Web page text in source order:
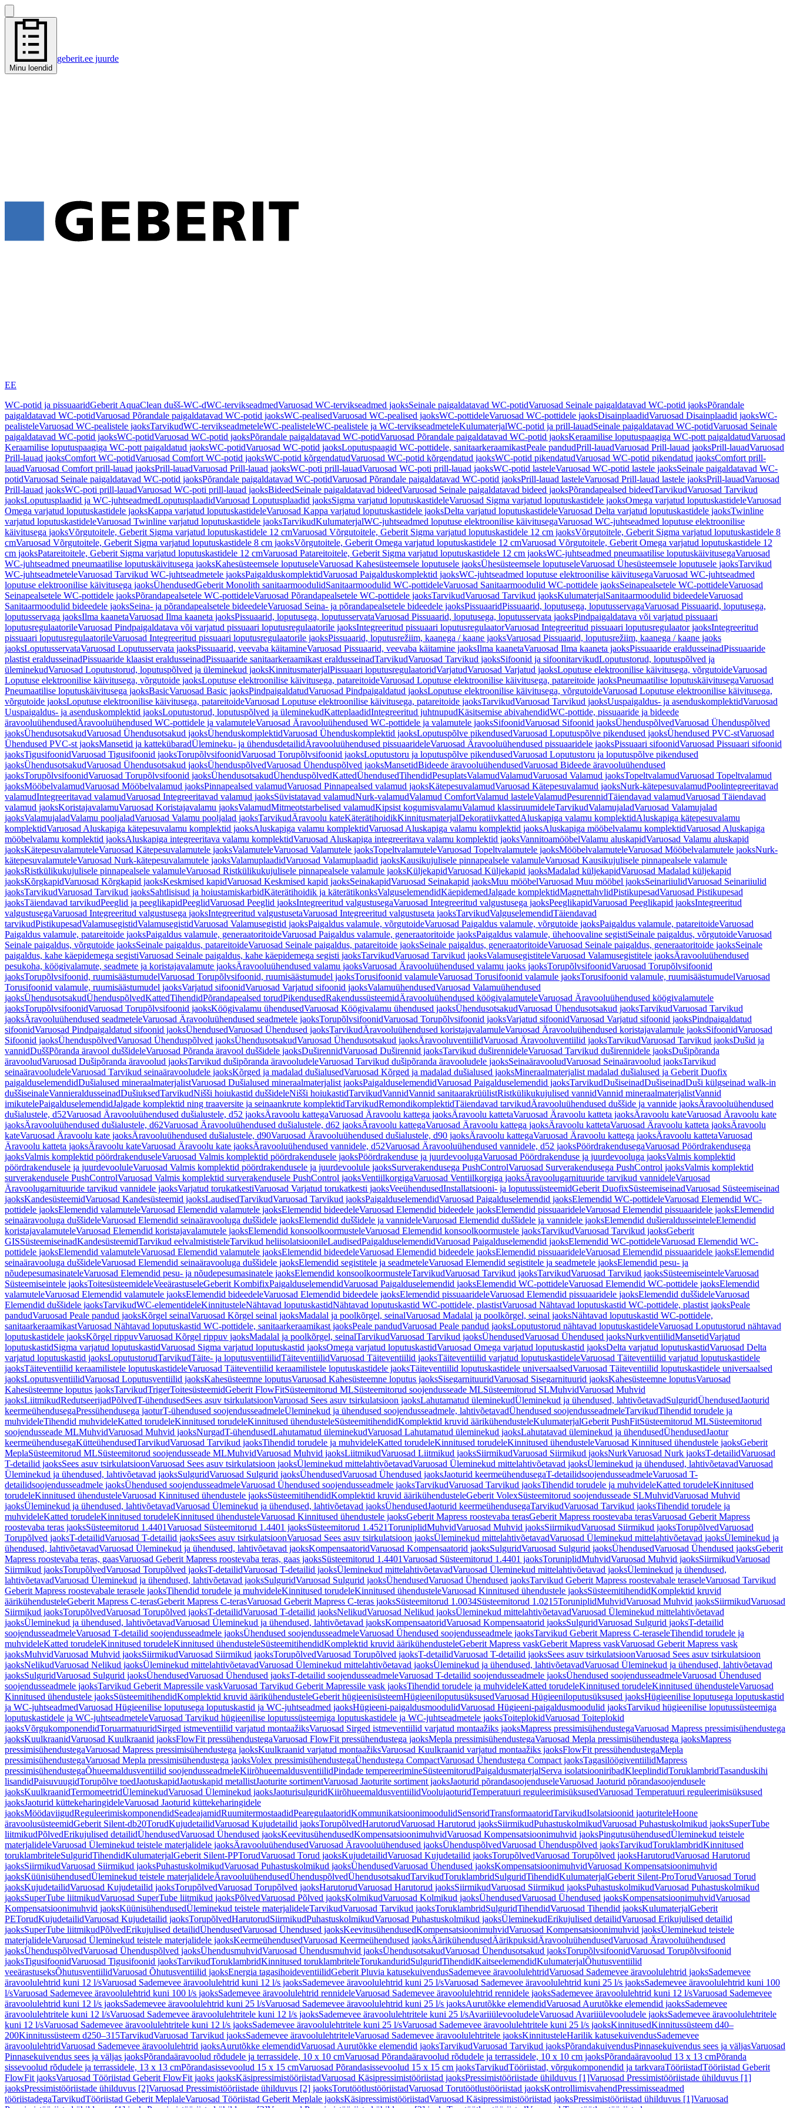
Minu loendid
geberit.ee juurde
EE
WC-potid ja pissuaaridGeberit AquaClean dušš-WC-dWC-tervikseadmedVaruosad WC-tervikseadmed jaoksSeinale paigaldatavad WC-potidVaruosad Seinale paigaldatavad WC-potid jaoksPõrandale
paigaldatavad WC-potidVaruosad Põrandale paigaldatavad WC-potid jaoksWC-pealisedVaruosad WC-pealised jaoksWC-pottideleVaruosad WC-pottidele jaoksDisainplaadidVaruosad Disainplaadid jaoksWC-
pealisteleVaruosad WC-pealistele jaoksTarvikudWC-tervikseadmeteleWC-pealisteleWC-pealistele ja WC-tervikseadmeteleKulumaterjalWC-potid ja prill-lauadSeinale paigaldatavad WC-potidVaruosad Seinale
paigaldatavad WC-potid jaoksWC-potidVaruosad WC-potid jaoksPõrandale paigaldatavad WC-potidVaruosad Põrandale paigaldatavad WC-potid jaoksKeraamilise loputuspaagiga WC-pott paigaldatudVaruosad
Keraamilise loputuspaagiga WC-pott paigaldatud jaoksWC-potidVaruosad WC-potid jaoksLoputuspaagid WC-pottidele, sanitaarkeraamikastPeale pandudPrill-lauadVaruosad Prill-lauad jaoksPrill-lauadVaruosad
Prill-lauad jaoksComfort WC-potidVaruosad Comfort WC-potid jaoksWC-potid kõrgendatudVaruosad WC-potid kõrgendatud jaoksWC-potid pikendatudVaruosad WC-potid pikendatud jaoksComfort prill-
lauadVaruosad Comfort prill-lauad jaoksPrill-lauadVaruosad Prill-lauad jaoksWC-poti prill-lauadVaruosad WC-poti prill-lauad jaoksWC-potid lasteleVaruosad WC-potid lastele jaoksSeinale paigaldatavad WC-
potidVaruosad Seinale paigaldatavad WC-potid jaoksPõrandale paigaldatavad WC-potidVaruosad Põrandale paigaldatavad WC-potid jaoksPrill-lauad lasteleVaruosad Prill-lauad lastele jaoksPrill-lauadVaruosad
Prill-lauad jaoksWC-poti prill-lauadVaruosad WC-poti prill-lauad jaoksBideedSeinale paigaldatavad bideedVaruosad Seinale paigaldatavad bideed jaoksPõrandapealsed bideedTarvikudVaruosad Tarvikud
jaoksLoputusplaadid ja WC-juhtseadmedLoputusplaadidVaruosad Loputusplaadid jaoksSigma varjatud loputuskastideleVaruosad Sigma varjatud loputuskastidele jaoksOmega varjatud loputuskastideleVaruosad
Omega varjatud loputuskastidele jaoksKappa varjatud loputuskastideleVaruosad Kappa varjatud loputuskastidele jaoksDelta varjatud loputuskastideleVaruosad Delta varjatud loputuskastidele jaoksTwinline
varjatud loputuskastideleVaruosad Twinline varjatud loputuskastidele jaoksTarvikudKulumaterjalWC-juhtseadmed loputuse elektroonilise käivitusegaVaruosad WC-juhtseadmed loputuse elektroonilise
käivitusega jaoksVõrgutoitele, Geberit Sigma varjatud loputuskastidele 12 cmVaruosad Võrgutoitele, Geberit Sigma varjatud loputuskastidele 12 cm jaoksVõrgutoitele, Geberit Sigma varjatud loputuskastidele 8
cmVaruosad Võrgutoitele, Geberit Sigma varjatud loputuskastidele 8 cm jaoksVõrgutoitele, Geberit Omega varjatud loputuskastidele 12 cmVaruosad Võrgutoitele, Geberit Omega varjatud loputuskastidele 12
cm jaoksPatareitoitele, Geberit Sigma varjatud loputuskastidele 12 cmVaruosad Patareitoitele, Geberit Sigma varjatud loputuskastidele 12 cm jaoksWC-juhtseadmed pneumaatilise loputuskäivitusegaVaruosad
WC-juhtseadmed pneumaatilise loputuskäivitusega jaoksKahesüsteemsele loputuseleVaruosad Kahesüsteemsele loputusele jaoksÜhesüsteemsele loputuseleVaruosad Ühesüsteemsele loputusele jaoksTarvikud
WC-juhtseadmeteleVaruosad Tarvikud WC-juhtseadmetele jaoksPaigalduskomplektidVaruosad Paigalduskomplektid jaoksWC-juhtseadmed loputuse elektroonilise käivitusegaVaruosad WC-juhtseadmed
loputuse elektroonilise käivitusega jaoksÜhendusedGeberit Monolith sanitaarmoodulidSanitaarmoodulid WC-pottideleVaruosad Sanitaarmoodulid WC-pottidele jaoksSeinapealsetele WC-pottideleVaruosad
Seinapealsetele WC-pottidele jaoksPõrandapealsetele WC-pottideleVaruosad Põrandapealsetele WC-pottidele jaoksTarvikudVaruosad Tarvikud jaoksKulumaterjalSanitaarmoodulid bideedeleVaruosad
Sanitaarmoodulid bideedele jaoksSeina- ja põrandapealsetele bideedeleVaruosad Seina- ja põrandapealsetele bideedele jaoksPissuaaridPissuaarid, loputusega, loputusservagaVaruosad Pissuaarid, loputusega,
loputusservaga jaoksIlma kaanetaVaruosad Ilma kaaneta jaoksPissuaarid, loputusega, loputusservataVaruosad Pissuaarid, loputusega, loputusservata jaoksPindpaigaldatava või varjatud pissuaari
loputusregulaatorileVaruosad Pindpaigaldatava või varjatud pissuaari loputusregulaatorile jaoksIntegreeritud pissuaari loputusregulaatorVaruosad Integreeritud pissuaari loputusregulaator jaoksIntegreeritud
pissuaari loputusregulaatorileVaruosad Integreeritud pissuaari loputusregulaatorile jaoksPissuaarid, loputusrežiim, kaanega / kaane jaoksVaruosad Pissuaarid, loputusrežiim, kaanega / kaane jaoks
jaoksLoputusservataVaruosad Loputusservata jaoksPissuaarid, veevaba käitamineVaruosad Pissuaarid, veevaba käitamine jaoksIlma kaanetaVaruosad Ilma kaaneta jaoksPissuaaride eraldusseinadPissuaaride
plastist eraldusseinadPissuaaride klaasist eraldusseinadPissuaaride sanitaarkeraamikast eraldusseinadTarvikudVaruosad Tarvikud jaoksSifoonid ja sifoonitarvikudLoputustorud, loputuspõlved ja
üleminekudVaruosad Loputustorud, loputuspõlved ja üleminekud jaoksKinnitusmaterjalPissuaari loputusregulaatoridVarjatudVaruosad Varjatud jaoksLoputuse elektroonilise käivitusega, võrgutoideVaruosad
Loputuse elektroonilise käivitusega, võrgutoide jaoksLoputuse elektroonilise käivitusega, patareitoideVaruosad Loputuse elektroonilise käivitusega, patareitoide jaoksPneumaatilise loputuskäivitusegaVaruosad
Pneumaatilise loputuskäivitusega jaoksBasicVaruosad Basic jaoksPindpaigaldatudVaruosad Pindpaigaldatud jaoksLoputuse elektroonilise käivitusega, võrgutoideVaruosad Loputuse elektroonilise käivitusega,
võrgutoide jaoksLoputuse elektroonilise käivitusega, patareitoideVaruosad Loputuse elektroonilise käivitusega, patareitoide jaoksTarvikudVaruosad Tarvikud jaoksUuspaigaldus- ja asenduskomplektidVaruosad
Uuspaigaldus- ja asenduskomplektid jaoksLoputustorud, loputuspõlved ja üleminekudKatteplaadidIntegreeritud juhtnupudKäsitsemise abivahendidWC-pottide, pissuaaride ja bideede
äravooluühendusedÄravooluühendused WC-pottidele ja valamuteleVaruosad Äravooluühendused WC-pottidele ja valamutele jaoksSifoonidVaruosad Sifoonid jaoksÜhenduspõlvedVaruosad Ühenduspõlved
jaoksÜhendusotsakudVaruosad Ühendusotsakud jaoksÜhenduskomplektidVaruosad Ühenduskomplektid jaoksLoputuspõlve pikendusedVaruosad Loputuspõlve pikendused jaoksÜhendused PVC-stVaruosad
Ühendused PVC-st jaoksMansetid ja kattekübaradÜlemineku- ja ühendusdetailidÄravooluühendused pissuaarideleVaruosad Äravooluühendused pissuaaridele jaoksPissuaari sifoonidVaruosad Pissuaari sifoonid
jaoksTigusifoonidVaruosad Tigusifoonid jaoksTorupõlvsifoonidVaruosad Torupõlvsifoonid jaoksLoputustoru ja loputuspõlve pikendusedVaruosad Loputustoru ja loputuspõlve pikendused
jaoksÜhendusotsakudVaruosad Ühendusotsakud jaoksÜhenduspõlvedVaruosad Ühenduspõlved jaoksMansetidBideede äravooluühendusedVaruosad Bideede äravooluühendused
jaoksTorupõlvsifoonidVaruosad Torupõlvsifoonid jaoksÜhendusotsakudÜhenduspõlvedKattedÜhendusedTihendidPesuplatsValamudValamudVaruosad Valamud jaoksTopeltvalamudVaruosad Topeltvalamud
jaoksMööbelvalamudVaruosad Mööbelvalamud jaoksPinnapealsed valamudVaruosad Pinnapealsed valamud jaoksKätepesuvalamudVaruosad Kätepesuvalamud jaoksNurk-kätepesuvalamudPoolintegreeritavad
valamudIntegreeritavad valamudVaruosad Integreeritavad valamud jaoksSüvistatavad valamudNurk-valamudValamud ComfortValamud lasteleValamudPesurennidTäiendavad valamudVaruosad Täiendavad
valamud jaoksKoristajavalamuVaruosad Koristajavalamu jaoksValamudMitmeotstarbelised valamudKipsist kogumisvalamuValamud klassiruumideleTarvikudValamujaladVaruosad Valamujalad
jaoksValamujaladValamu pooljaladVaruosad Valamu pooljalad jaoksTarvikudÄravoolu kateKäterätihoidikKinnitusmaterjalDekoratiivkattedAluskapiga valamu komplektidAluskapiga kätepesuvalamu
komplektidVaruosad Aluskapiga kätepesuvalamu komplektid jaoksAluskapiga valamu komplektidVaruosad Aluskapiga valamu komplektid jaoksAluskapiga mööbelvalamu komplektidVaruosad Aluskapiga
mööbelvalamu komplektid jaoksAluskapiga integreeritava valamu komplektidVaruosad Aluskapiga integreeritava valamu komplektid jaoksVannitoamööbelValamu aluskapidVaruosad Valamu aluskapid
jaoksKätepesuvalamuteleVaruosad Kätepesuvalamutele jaoksValamuteleVaruosad Valamutele jaoksTopeltvalamuteleVaruosad Topeltvalamutele jaoksMööbelvalamuteleVaruosad Mööbelvalamutele jaoksNurk-
kätepesuvalamuteleVaruosad Nurk-kätepesuvalamutele jaoksValamuplaadidVaruosad Valamuplaadid jaoksKausikujulisele pinnapealsele valamuleVaruosad Kausikujulisele pinnapealsele valamule
jaoksRistkülikukujulisele pinnapealsele valamuleVaruosad Ristkülikukujulisele pinnapealsele valamule jaoksKüljekapidVaruosad Küljekapid jaoksMadalad küljekapidVaruosad Madalad küljekapid
jaoksKõrgkapidVaruosad Kõrgkapid jaoksKeskmised kapidVaruosad Keskmised kapid jaoksSeinakapidVaruosad Seinakapid jaoksMuu mööbelVaruosad Muu mööbel jaoksSeinariiulidVaruosad Seinariiulid
jaoksTarvikudVaruosad Tarvikud jaoksSahtlisisud ja hoiustamiskarbidKäterätihoidik ja käterätikonksValguselemendidKäepidemedJalgade komplektidMagnettahvlidPistikupesadVaruosad Pistikupesad
jaoksTäiendavad tarvikudPeeglid ja peeglikapidPeeglidVaruosad Peeglid jaoksIntegreeritud valgustusegaVaruosad Integreeritud valgustusega jaoksPeeglikapidVaruosad Peeglikapid jaoksIntegreeritud
valgustusegaVaruosad Integreeritud valgustusega jaoksIntegreeritud valgustusetaVaruosad Integreeritud valgustuseta jaoksTarvikudValguselemendidTäiendavad
tarvikudPistikupesadValamusegistidValamusegistidVaruosad Valamusegistid jaoksPaigaldus valamule, võrgutoideVaruosad Paigaldus valamule, võrgutoide jaoksPaigaldus valamule, patareitoideVaruosad
Paigaldus valamule, patareitoide jaoksPaigaldus valamule, generaatoritoideVaruosad Paigaldus valamule, generaatoritoide jaoksPaigaldus valamule, ühehoovaline segistiSeinale paigaldus, võrgutoideVaruosad
Seinale paigaldus, võrgutoide jaoksSeinale paigaldus, patareitoideVaruosad Seinale paigaldus, patareitoide jaoksSeinale paigaldus, generaatoritoideVaruosad Seinale paigaldus, generaatoritoide jaoksSeinale
paigaldus, kahe käepidemega segistiVaruosad Seinale paigaldus, kahe käepidemega segisti jaoksTarvikudVaruosad Tarvikud jaoksValamusegistiteleVaruosad Valamusegistitele jaoksÄravooluühendused
pesukoha, köögivalamute, seadmete ja koristajavalamute jaoksÄravooluühendused valamu jaoksVaruosad Äravooluühendused valamu jaoks jaoksTorupõlvsifoonidVaruosad Torupõlvsifoonid
jaoksTorupõlvsifoonid, ruumisäästumudelVaruosad Torupõlvsifoonid, ruumisäästumudel jaoksTorusifoonid valamuleVaruosad Torusifoonid valamule jaoksTorusifoonid valamule, ruumisäästumudelVaruosad
Torusifoonid valamule, ruumisäästumudel jaoksVarjatud sifoonidVaruosad Varjatud sifoonid jaoksValamuühendusedVaruosad Valamuühendused
jaoksÜhendusotsakudÜhenduspõlvedKattedTihendidPõrandapealsed torudPikendusedRakendussüsteemidÄravooluühendused köögivalamuteleVaruosad Äravooluühendused köögivalamutele
jaoksTorupõlvsifoonidVaruosad Torupõlvsifoonid jaoksKöögivalamu ühendusedVaruosad Köögivalamu ühendused jaoksÜhendusotsakudVaruosad Ühendusotsakud jaoksTarvikudVaruosad Tarvikud
jaoksÄravooluühendused seadmeteleVaruosad Äravooluühendused seadmetele jaoksTorupõlvsifoonidVaruosad Torupõlvsifoonid jaoksVarjatud sifoonidVaruosad Varjatud sifoonid jaoksPindpaigaldatud
sifoonidVaruosad Pindpaigaldatud sifoonid jaoksÜhendusedVaruosad Ühendused jaoksTarvikudÄravooluühendused koristajavalamuleVaruosad Äravooluühendused koristajavalamule jaoksSifoonidVaruosad
Sifoonid jaoksÜhenduspõlvedVaruosad Ühenduspõlved jaoksÜhendusotsakudVaruosad Ühendusotsakud jaoksÄravooluventiilidVaruosad Äravooluventiilid jaoksTarvikudVaruosad Tarvikud jaoksDušid ja
vannidDuššPõranda äravool duššideleVaruosad Põranda äravool duššidele jaoksDuširennidVaruosad Duširennid jaoksTarvikud duširennideleVaruosad Tarvikud duširennidele jaoksDušipõranda
äravooludVaruosad Dušipõranda äravoolud jaoksTarvikud dušipõranda äravooludeleVaruosad Tarvikud dušipõranda äravooludele jaoksSeinaäravooludVaruosad Seinaäravoolud jaoksTarvikud
seinaäravooludeleVaruosad Tarvikud seinaäravooludele jaoksKõrged ja madalad dušialusedVaruosad Kõrged ja madalad dušialused jaoksMineraalmaterjalist madalad dušialused ja Geberit Duofix
paigalduselemendidDušialused mineraalmaterjalistVaruosad Dušialused mineraalmaterjalist jaoksPaigalduselemendidVaruosad Paigalduselemendid jaoksTarvikudDušiseinadDušiseinadDuši külgseinad walk-in
duššiseinaleVannieraldusseinadDušiuksedTarvikudNišši hoiukastid duššideleNišši hoiukastidTarvikudVannidVannid sanitaarakrüülistRistkülikukujulised vannidVannid mineraalmaterjalistVannid
imikutelePaigalduselemendidJalgade komplektid ning traaversite ja seinaankrute komplektidTarvikudRemondikomplektidTäiendavad tarvikudÄravooluühendused duššide ja vannide jaoksÄravooluühendused
dušialustele, d52Varuosad Äravooluühendused dušialustele, d52 jaoksÄravoolu kattegaVaruosad Äravoolu kattega jaoksÄravoolu kattetaVaruosad Äravoolu katteta jaoksÄravoolu kateVaruosad Äravoolu kate
jaoksÄravooluühendused dušialustele, d62Varuosad Äravooluühendused dušialustele, d62 jaoksÄravoolu kattegaVaruosad Äravoolu kattega jaoksÄravoolu kattetaVaruosad Äravoolu katteta jaoksÄravoolu
kateVaruosad Äravoolu kate jaoksÄravooluühendused dušialustele, d90Varuosad Äravooluühendused dušialustele, d90 jaoksÄravoolu kattegaVaruosad Äravoolu kattega jaoksÄravoolu kattetaVaruosad
Äravoolu katteta jaoksÄravoolu kateVaruosad Äravoolu kate jaoksÄravooluühendused vannidele, d52Varuosad Äravooluühendused vannidele, d52 jaoksPöördrakendusegaVaruosad Pöördrakendusega
jaoksValmis komplektid pöördrakenduseleVaruosad Valmis komplektid pöördrakendusele jaoksPöördrakenduse ja juurdevoolugaVaruosad Pöördrakenduse ja juurdevooluga jaoksValmis komplektid
pöördrakendusele ja juurdevooluleVaruosad Valmis komplektid pöördrakendusele ja juurdevoolule jaoksSurverakendusega PushControlVaruosad Surverakendusega PushControl jaoksValmis komplektid
surverakendusele PushControlVaruosad Valmis komplektid surverakendusele PushControl jaoksVentiilkorgigaVaruosad Ventiilkorgiga jaoksÄravoolugarnituuride tarvikud vannideleVaruosad
Äravoolugarnituuride tarvikud vannidele jaoksVarjatud torukatkestiVaruosad Varjatud torukatkesti jaoksVeeühendusedInstallatsiooni- ja loputussüsteemidGeberit DuofixSüsteemiseinadVaruosad Süsteemiseinad
jaoksKandesüsteemidVaruosad Kandesüsteemid jaoksLaudisedTarvikudVaruosad Tarvikud jaoksPaigalduselemendidVaruosad Paigalduselemendid jaoksElemendid WC-pottideleVaruosad Elemendid WC-
pottidele jaoksElemendid valamuteleVaruosad Elemendid valamutele jaoksElemendid bideedeleVaruosad Elemendid bideedele jaoksElemendid pissuaarideleVaruosad Elemendid pissuaaridele jaoksElemendid
seinaäravooluga duššideleVaruosad Elemendid seinaäravooluga duššidele jaoksElemendid duššidele ja vannideleVaruosad Elemendid duššidele ja vannidele jaoksElemendid dušieraldusseinteleElemendid
koristajavalamuteleVaruosad Elemendid koristajavalamutele jaoksElemendid konsoolkoormusteleVaruosad Elemendid konsoolkoormustele jaoksTarvikudVaruosad Tarvikud jaoksGeberit
GISSüsteemiseinadKandesüsteemidTarvikud eelvalmististeleTarvikud heliisolatsioonileLaudisedPaigalduselemendidVaruosad Paigalduselemendid jaoksElemendid WC-pottideleVaruosad Elemendid WC-
pottidele jaoksElemendid valamuteleVaruosad Elemendid valamutele jaoksElemendid bideedeleVaruosad Elemendid bideedele jaoksElemendid pissuaarideleVaruosad Elemendid pissuaaridele jaoksElemendid
seinaäravooluga duššideleVaruosad Elemendid seinaäravooluga duššidele jaoksElemendid segistitele ja seadmeteleVaruosad Elemendid segistitele ja seadmetele jaoksElemendid pesu- ja
nõudepesumasinateleVaruosad Elemendid pesu- ja nõudepesumasinatele jaoksElemendid konsoolkoormusteleTarvikudVaruosad Tarvikud jaoksTarvikudVaruosad Tarvikud jaoksSüsteemiseinteleVaruosad
Süsteemiseintele jaoksToitesüsteemideleVeeärastuseleGeberit KombifixPaigalduselemendidVaruosad Paigalduselemendid jaoksElemendid WC-pottideleVaruosad Elemendid WC-pottidele jaoksElemendid
valamuteleVaruosad Elemendid valamutele jaoksElemendid bideedeleVaruosad Elemendid bideedele jaoksElemendid pissuaarideleVaruosad Elemendid pissuaaridele jaoksElemendid duššideleVaruosad
Elemendid duššidele jaoksTarvikudWC-elementideleKinnitusteleNähtavad loputuskastidNähtavad loputuskastid WC-pottidele, plastistVaruosad Nähtavad loputuskastid WC-pottidele, plastist jaoksPeale
pandudVaruosad Peale pandud jaoksKõrgel seinalVaruosad Kõrgel seinal jaoksMadalal ja poolkõrgel, seinalVaruosad Madalal ja poolkõrgel, seinal jaoksNähtavad loputuskastid WC-pottidele,
sanitaarkeraamikastVaruosad Nähtavad loputuskastid WC-pottidele, sanitaarkeraamikast jaoksPeale pandudVaruosad Peale pandud jaoksLoputustorud nähtavad loputuskastideleVaruosad Loputustorud nähtavad
loputuskastidele jaoksKõrgel rippuvVaruosad Kõrgel rippuv jaoksMadalal ja poolkõrgel, seinalTarvikudVaruosad Tarvikud jaoksÜhendusedVaruosad Ühendused jaoksNurkventiilidMansetidVarjatud
loputuskastidSigma varjatud loputuskastidVaruosad Sigma varjatud loputuskastid jaoksOmega varjatud loputuskastidVaruosad Omega varjatud loputuskastid jaoksDelta varjatud loputuskastidVaruosad Delta
varjatud loputuskastid jaoksLoputustorudTarvikudTäite- ja loputusventiilidTäiteventiilidVaruosad Täiteventiilid jaoksTäiteventiilid varjatud loputuskastideleVaruosad Täiteventiilid varjatud loputuskastidele
jaoksTäiteventiilid keraamilistele loputuskastideleVaruosad Täiteventiilid keraamilistele loputuskastidele jaoksTäiteventiilid loputuskastidele universaalsedVaruosad Täiteventiilid loputuskastidele universaalsed
jaoksLoputusventiilidVaruosad Loputusventiilid jaoksKahesüsteemne loputusVaruosad Kahesüsteemne loputus jaoksSisegarnituuridVaruosad Sisegarnituurid jaoksKahesüsteemne loputusVaruosad
Kahesüsteemne loputus jaoksTarvikudTrigerToitesüsteemidGeberit FlowFitSüsteemitorud MLSüsteemitorud soojendusseade MLSüsteemitorud SLMuhvidVaruosad Muhvid
jaoksLiitmikudRedutseerijadPõlvedT-ühendusedSees asuv tsirkulatsioonVaruosad Sees asuv tsirkulatsioon jaoksLahutamatud üleminekudÜleminekud ja ühendused, lahtivõetavadSulguridÜhendusedJaoturid
keermeühendusegaPressühendusega jaoturT-ühendused soojendusseadmeleÜleminekud ja ühendused soojendusseadmele, lahtivõetavadÜhendused soojendusseadmeleTarvikudTihendid torudele ja
muhvideleTihendid muhvideleKatted torudeleKinnitused torudeleKinnitused ühendusteleSüsteemitihendidKomplektid kruvid äärikühendusteleKulumaterjalGeberit PushFitSüsteemitorud MLSüsteemitorud
soojendusseade MLMuhvidVaruosad Muhvid jaoksNurgadT-ühendusedLahutamatud üleminekudVaruosad Lahutamatud üleminekud jaoksLahutatavad üleminekud ja ühendusedÜhendusedJaotur
keermeühendusegaKütteühendusedTarvikudVaruosad Tarvikud jaoksTihendid torudele ja muhvideleKatted torudeleKinnitused torudeleKinnitused ühendusteleVaruosad Kinnitused ühendustele jaoksGeberit
MeplaSüsteemitorud MLSüsteemitorud soojendusseade MLMuhvidVaruosad Muhvid jaoksLiitmikudVaruosad Liitmikud jaoksSiirmikudVaruosad Siirmikud jaoksNurkVaruosad Nurk jaoksT-detailidVaruosad
T-detailid jaoksSees asuv tsirkulatsioonVaruosad Sees asuv tsirkulatsioon jaoksÜleminekud mittelahtivõetavadVaruosad Üleminekud mittelahtivõetavad jaoksÜleminekud ja ühendused, lahtivõetavadVaruosad
Üleminekud ja ühendused, lahtivõetavad jaoksSulguridVaruosad Sulgurid jaoksÜhendusedVaruosad Ühendused jaoksJaoturid keermeühendusegaT-detailidsoojendusseadmeleVaruosad T-
detailidsoojendusseadmele jaoksÜhendused soojendusseadmeleVaruosad Ühendused soojendusseadmele jaoksTarvikudVaruosad Tarvikud jaoksTihendid torudele ja muhvideleKatted torudeleKinnitused
torudeleKinnitused ühendusteleVaruosad Kinnitused ühendustele jaoksSüsteemitihendidKomplektid kruvid äärikühendusteleGeberit VolexSüsteemitorud soojendusseade SLMuhvidVaruosad Muhvid
jaoksÜleminekud ja ühendused, lahtivõetavadVaruosad Üleminekud ja ühendused, lahtivõetavad jaoksÜhendusedJaoturid keermeühendusegaTarvikudVaruosad Tarvikud jaoksTihendid torudele ja
muhvideleKatted torudeleKinnitused torudeleKinnitused ühendusteleVaruosad Kinnitused ühendustele jaoksGeberit Mapress roostevaba terasGeberit Mapress roostevaba terasVaruosad Geberit Mapress
roostevaba teras jaoksSüsteemitorud 1.4401Varuosad Süsteemitorud 1.4401 jaoksSüsteemitorud 1.4521ToruniplidMuhvidVaruosad Muhvid jaoksSiirmikudVaruosad Siirmikud jaoksTorupõlvedVaruosad
Torupõlved jaoksT-detailidVaruosad T-detailid jaoksSees asuv tsirkulatsioonVaruosad Sees asuv tsirkulatsioon jaoksÜleminekud mittelahtivõetavadVaruosad Üleminekud mittelahtivõetavad jaoksÜleminekud ja
ühendused, lahtivõetavadVaruosad Üleminekud ja ühendused, lahtivõetavad jaoksKompensaatoridVaruosad Kompensaatorid jaoksSulguridVaruosad Sulgurid jaoksÜhendusedVaruosad Ühendused jaoksGeberit
Mapress roostevaba teras, gaasVaruosad Geberit Mapress roostevaba teras, gaas jaoksSüsteemitorud 1.4401Varuosad Süsteemitorud 1.4401 jaoksToruniplidMuhvidVaruosad Muhvid jaoksSiirmikudVaruosad
Siirmikud jaoksTorupõlvedVaruosad Torupõlved jaoksT-detailidVaruosad T-detailid jaoksÜleminekud mittelahtivõetavadVaruosad Üleminekud mittelahtivõetavad jaoksÜleminekud ja ühendused,
lahtivõetavadVaruosad Üleminekud ja ühendused, lahtivõetavad jaoksSulguridVaruosad Sulgurid jaoksÜhendusedVaruosad Ühendused jaoksTarvikud Geberit Mapress roostevabale teraseleVaruosad Tarvikud
Geberit Mapress roostevabale terasele jaoksTihendid torudele ja muhvideleKinnitused torudeleKinnitused ühendusteleVaruosad Kinnitused ühendustele jaoksSüsteemitihendidKomplektid kruvid
äärikühendusteleGeberit Mapress C-terasGeberit Mapress C-terasVaruosad Geberit Mapress C-teras jaoksSüsteemitorud 1.0034Süsteemitorud 1.0215ToruniplidMuhvidVaruosad Muhvid jaoksSiirmikudVaruosad
Siirmikud jaoksTorupõlvedVaruosad Torupõlved jaoksT-detailidVaruosad T-detailid jaoksNelikudVaruosad Nelikud jaoksÜleminekud mittelahtivõetavadVaruosad Üleminekud mittelahtivõetavad
jaoksÜleminekud ja ühendused, lahtivõetavadVaruosad Üleminekud ja ühendused, lahtivõetavad jaoksKompensaatoridVaruosad Kompensaatorid jaoksSulguridVaruosad Sulgurid jaoksT-detailid
soojendusseadmeleVaruosad T-detailid soojendusseadmele jaoksÜhendused soojendusseadmeleVaruosad Ühendused soojendusseadmele jaoksTarvikud Geberit Mapress C-teraseleTihendid torudele ja
muhvideleKatted torudeleKinnitused torudeleKinnitused ühendusteleSüsteemitihendidKomplektid kruvid äärikühendusteleGeberit Mapress vaskGeberit Mapress vaskVaruosad Geberit Mapress vask
jaoksMuhvidVaruosad Muhvid jaoksSiirmikudVaruosad Siirmikud jaoksTorupõlvedVaruosad Torupõlved jaoksT-detailidVaruosad T-detailid jaoksSees asuv tsirkulatsioonVaruosad Sees asuv tsirkulatsioon
jaoksNelikudVaruosad Nelikud jaoksÜleminekud mittelahtivõetavadVaruosad Üleminekud mittelahtivõetavad jaoksÜleminekud ja ühendused, lahtivõetavadVaruosad Üleminekud ja ühendused, lahtivõetavad
jaoksSulguridVaruosad Sulgurid jaoksÜhendusedVaruosad Ühendused jaoksT-detailid soojendusseadmeleVaruosad T-detailid soojendusseadmele jaoksÜhendused soojendusseadmeleVaruosad Ühendused
soojendusseadmele jaoksTarvikud Geberit Mapressile vaskVaruosad Tarvikud Geberit Mapressile vask jaoksTihendid torudele ja muhvideleKatted torudeleKinnitused torudeleKinnitused ühendusteleVaruosad
Kinnitused ühendustele jaoksSüsteemitihendidKomplektid kruvid äärikühendusteleGeberit hügieenisüsteemHügieeniloputusüksusedVaruosad Hügieeniloputusüksused jaoksHügieenilise loputusega loputuskastid
ja WC-juhtseadmedVaruosad Hügieenilise loputusega loputuskastid ja WC-juhtseadmed jaoksHügieeni-paigaldusmoodulidVaruosad Hügieeni-paigaldusmoodulid jaoksTarvikud hügieenilise loputussüsteemiga
loputuskastidele ja WC-juhtseadmeteleVaruosad Tarvikud hügieenilise loputussüsteemiga loputuskastidele ja WC-juhtseadmetele jaoksToiteplokidVaruosad Toiteplokid
jaoksVõrgukomponendidToruarmatuuridSirged istmeventiilid varjatud montaažiksVaruosad Sirged istmeventiilid varjatud montaažiks jaoksMapress pressimisühendustegaVaruosad Mapress pressimisühendustega
jaoksKuulkraanidVaruosad Kuulkraanid jaoksFlowFit pressühendustegaVaruosad FlowFit pressühendustega jaoksMepla pressimisühendustegaVaruosad Mepla pressimisühendustega jaoksMapress
pressimisühendustegaVaruosad Mapress pressimisühendustega jaoksKuulkraanid varjatud montaažiksVaruosad Kuulkraanid varjatud montaažiks jaoksFlowFit pressühendustegaMepla
pressimisühendustegaVaruosad Mepla pressimisühendustega jaoksVolex pressimisühendustegaÜhendustega CompactVaruosad Ühendustega Compact jaoksTagasilöögiventiilidMapress
pressimisühendustegaÕhueemaldusventiilid soojendusseadmeleKiirõhueemaldusventiilidPindade tempereerimineSüsteemitorudPaigaldusmaterjalServa isolatsiooniribadKleeplindidToruklambridTasanduskihi
lisandidPaisuvuugidTorupõlve toedJaotuskapidJaotuskapid metallistJaoturite sortimentVaruosad Jaoturite sortiment jaoksJaoturid põrandasoojenduseleVaruosad Jaoturid põrandasoojendusele
jaoksKuulkraanidTermomeetridÜleminekudVaruosad Üleminekud jaoksJaoturisulguridKiirõhueemaldusventiilidVoolujaoturidTemperatuuri reguleerimisüksusedVaruosad Temperatuuri reguleerimisüksused
jaoksJaoturid küttekeharingideleVaruosad Jaoturid küttekeharingidele
jaoksMöödaviigudReguleerimiskomponendidSeadeajamidRuumitermostaadidPearegulaatoridKommunikatsioonimoodulidSensoridTransformaatoridTarvikudIsolatsioonid jaoturiteleHoone
äravoolusüsteemidGeberit Silent-db20TorudKujudetailidVaruosad Kujudetailid jaoksTorupõlvedHarutorudVaruosad Harutorud jaoksSiirmikudPuhastuskolmikudVaruosad Puhastuskolmikud jaoksSuperTube
liitmikudPõlvedErikujulised detailidÜhendusedVaruosad Ühendused jaoksKeevitusühendusedKompensatsioonimuhvidVaruosad Kompensatsioonimuhvid jaoksPingutusühendusedÜleminekud teistele
materjalideleVaruosad Üleminekud teistele materjalidele jaoksÄravooluühendusedVaruosad Äravooluühendused jaoksÜhenduspõlvedVaruosad Ühenduspõlved jaoksTarvikudToruklambridKinnitused
toruklambriteleSulguridTihendidKulumaterjalGeberit Silent-PPTorudVaruosad Torud jaoksKujudetailidVaruosad Kujudetailid jaoksTorupõlvedVaruosad Torupõlved jaoksHarutorudVaruosad Harutorud
jaoksSiirmikudVaruosad Siirmikud jaoksPuhastuskolmikudVaruosad Puhastuskolmikud jaoksÜhendusedVaruosad Ühendused jaoksKompensatsioonimuhvidVaruosad Kompensatsioonimuhvid
jaoksKüünisühendusedÜleminekud teistele materjalideleÄravooluühendusedÜhenduspõlvedÜhendusotsakudTarvikudToruklambridSulguridTihendidKulumaterjalGeberit Silent-ProTorudVaruosad Torud
jaoksKujudetailidVaruosad Kujudetailid jaoksTorupõlvedVaruosad Torupõlved jaoksHarutorudVaruosad Harutorud jaoksSiirmikudVaruosad Siirmikud jaoksPuhastuskolmikudVaruosad Puhastuskolmikud
jaoksSuperTube liitmikudVaruosad SuperTube liitmikud jaoksPõlvedVaruosad Põlved jaoksKolmikudVaruosad Kolmikud jaoksÜhendusedVaruosad Ühendused jaoksKompensatsioonimuhvidVaruosad
Kompensatsioonimuhvid jaoksKüünisühendusedÜleminekud teistele materjalideleTarvikudVaruosad Tarvikud jaoksToruklambridSulguridTihendidVaruosad Tihendid jaoksKulumaterjalGeberit
PETorudKujudetailidVaruosad Kujudetailid jaoksTorupõlvedHarutorudSiirmikudPuhastuskolmikudVaruosad Puhastuskolmikud jaoksÜleminekudErikujulised detailidVaruosad Erikujulised detailid
jaoksSuperTube liitmikudPõlvedErikujulised detailidÜhendusedVaruosad Ühendused jaoksKeevitusühendusedKompensatsioonimuhvidVaruosad Kompensatsioonimuhvid jaoksÜleminekud teistele
materjalideleVaruosad Üleminekud teistele materjalidele jaoksKeermeühendusedVaruosad Keermeühendused jaoksÄärikühendusedÄärikpuksidÄravooluühendusedVaruosad Äravooluühendused
jaoksÜhenduspõlvedVaruosad Ühenduspõlved jaoksÜhendusmuhvidVaruosad Ühendusmuhvid jaoksÜhendusotsakudVaruosad Ühendusotsakud jaoksTorupõlvsifoonidVaruosad Torupõlvsifoonid
jaoksTigusifoonidVaruosad Tigusifoonid jaoksTarvikudToruklambridKinnitused toruklambriteleTorukanduridSulguridTihendidKaitseelemendidKulumaterjalÕhutusventiilid
veeärastuseksÕhutusventiilidVaruosad Õhutusventiilid jaoksEnergia tagasihoideventiilidGeberit Pluvia katusekuivendusSademevee äravoolulehtridVaruosad Sademevee äravoolulehtrid jaoksSademevee
äravoolulehtrid kuni 12 l/sVaruosad Sademevee äravoolulehtrid kuni 12 l/s jaoksSademevee äravoolulehtrid kuni 25 l/sVaruosad Sademevee äravoolulehtrid kuni 25 l/s jaoksSademevee äravoolulehtrid kuni 100
l/sVaruosad Sademevee äravoolulehtrid kuni 100 l/s jaoksSademevee äravoolulehtrid rennideleVaruosad Sademevee äravoolulehtrid rennidele jaoksSademevee äravoolulehtrid kuni 12 l/sVaruosad Sademevee
äravoolulehtrid kuni 12 l/s jaoksSademevee äravoolulehtrid kuni 25 l/sVaruosad Sademevee äravoolulehtrid kuni 25 l/s jaoksAurutõkke elemendidVaruosad Aurutõkke elemendid jaoksSademevee
äravoolulehtritele kuni 12 l/sVaruosad Sademevee äravoolulehtritele kuni 12 l/s jaoksSademevee äravoolulehtritele kuni 25 l/sAvariiülevooludeleVaruosad Avariiülevooludele jaoksSademevee äravoolulehtritele
kuni 12 l/sVaruosad Sademevee äravoolulehtritele kuni 12 l/s jaoksSademevee äravoolulehtritele kuni 25 l/sVaruosad Sademevee äravoolulehtritele kuni 25 l/s jaoksKinnitusedKinnitussüsteem d40–
200Kinnitussüsteem d250–315TarvikudVaruosad Tarvikud jaoksSademevee äravoolulehtriteleVaruosad Sademevee äravoolulehtritele jaoksKinnitusteleHarilik katusekuivendusSademevee
äravoolulehtridVaruosad Sademevee äravoolulehtrid jaoksAurutõkke elemendidVaruosad Aurutõkke elemendid jaoksTarvikudVaruosad Tarvikud jaoksPõrandakuivendusPinnasekuivendus sees ja väljasVaruosad
Pinnasekuivendus sees ja väljas jaoksPõrandaäravoolud rõdudele ja terrassidele, 10 x 10 cmVaruosad Põrandaäravoolud rõdudele ja terrassidele, 10 x 10 cm jaoksPõrandaäravoolud 13 x 13 cmPõranda
sissevoolud rõdudele ja terrassidele, 13 x 13 cmPõrandasissevoolud 15 x 15 cmVaruosad Põrandasissevoolud 15 x 15 cm jaoksTarvikudTööriistad, võrgukomponendid ja tarkvaraTööriistadTööriistad Geberit
FlowFit jaoksVaruosad Tööriistad Geberit FlowFit jaoks jaoksKäsipressimistööriistadVaruosad Käsipressimistööriistad jaoksPressimistööriistade ühilduvus [1]Varuosad Pressimistööriistade ühilduvus [1]
jaoksPressimistööriistade ühilduvus [2]Varuosad Pressimistööriistade ühilduvus [2] jaoksTorutöötlustööriistadVaruosad Torutöötlustööriistad jaoksKontrollimisvahendPressimisseadmed
tööriistadegaTarvikudTööriistad Geberit MeplaleVaruosad Tööriistad Geberit Meplale jaoksKäsipressimistööriistadVaruosad Käsipressimistööriistad jaoksPressimistööriistad ühilduvus [1]Varuosad